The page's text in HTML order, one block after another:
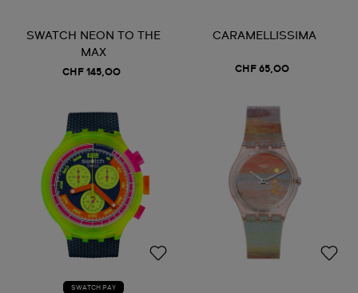
SWATCH NEON TO THE
MAX
CHF 145,00
CARAMELLISSIMA
CHF 65,00
SWATCH PAY